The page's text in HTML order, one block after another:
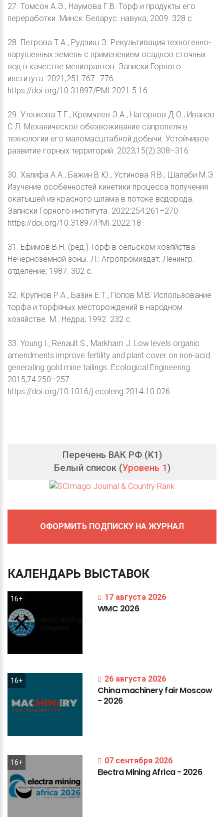
27. Томсон А.Э., Наумова Г.В. Торф и продукты его
переработки. Минск: Беларус. навука; 2009. 328 с.
28. Петрова Т.А., Рудзиш Э. Рекультивация техногенно-
нарушенных земель с применением осадков сточных
вод в качестве мелиорантов. Записки Горного
института. 2021;251:767–776.
https://doi.org/10.31897/PMI.2021.5.16
29. Утенкова Т.Г., Кремчеев Э.А., Нагорнов Д.О., Иванов
С.Л. Механическое обезвоживание сапропеля в
технологии его маломасштабной добычи. Устойчивое
развитие горных территорий. 2023;15(2):308–316.
30. Халифа А.А., Бажин В.Ю., Устинова Я.В., Шалаби М.Э.
Изучение особенностей кинетики процесса получения
окатышей из красного шлама в потоке водорода.
Записки Горного института. 2022;254:261–270.
https://doi.org/10.31897/PMI.2022.18
31. Ефимов В.Н. (ред.) Торф в сельском хозяйства
Нечерноземной зоны. Л.: Агропромиздат; Ленингр.
отделение; 1987. 302 с.
32. Крупнов Р.А., Базин Е.Т., Попов М.В. Использование
торфа и торфяных месторождений в народном
хозяйстве. М.: Недра; 1992. 232 с.
33. Young I., Renault S., Markham J. Low levels organic
amendments improve fertility and plant cover on non-acid
generating gold mine tailings. Ecological Engineering.
2015;74:250–257.
https://doi.org/10.1016/j.ecoleng.2014.10.026
Перечень ВАК РФ (K1)
Белый список (Уровень 1)
ОФОРМИТЬ ПОДПИСКУ НА ЖУРНАЛ
КАЛЕНДАРЬ ВЫСТАВОК
16+ 17 августа 2026
WMC 2026
16+ 26 августа 2026
ChinamachineryfairMoscow
- 2026
16+ 07 сентября 2026
ElectraMiningAfrica- 2026